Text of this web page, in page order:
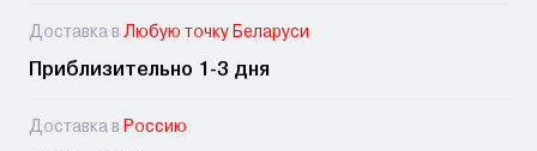
Доставка в Любую точку Беларуси
Приблизительно 1-3 дня
Доставка в Россию